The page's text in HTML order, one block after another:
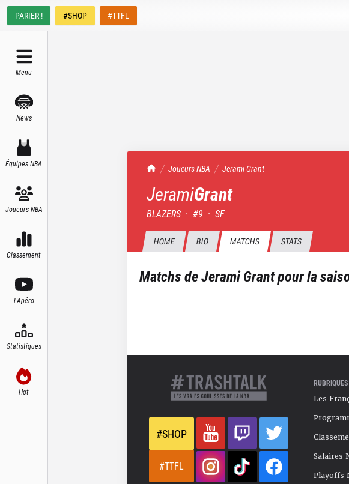
PARIER ! #SHOP #TTFL
Menu
News
Équipes NBA
Joueurs NBA
Classement
L'Apéro
Statistiques
Hot
TrashTalk Actu NBA
Joueurs NBA JeramiGrant
JeramiGrant
BLAZERS · #9 · SF
HOME BIO MATCHS STATS
Matchs deJerami Grantpour la
#SHOP
#TTFL
Les
Salaires
Playoffs